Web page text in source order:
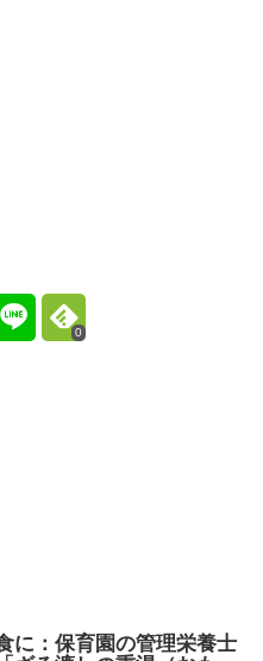
0
に：保育園の管理栄養士